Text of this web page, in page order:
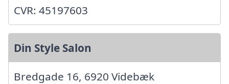
CVR: 45197603
Din Style Salon
Bredgade 16, 6920 Videbæk